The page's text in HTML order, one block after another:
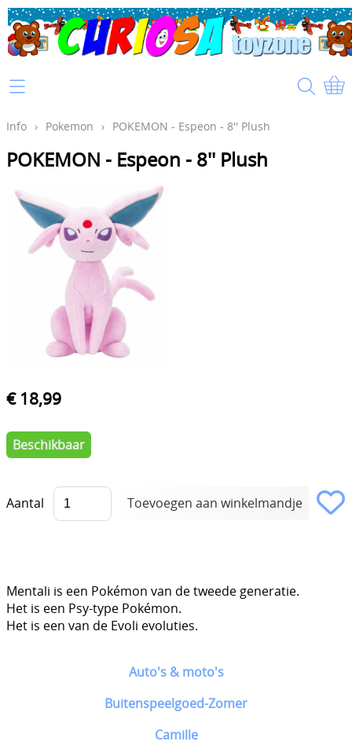
Home
Info
Mijn account
Auto's & moto's
Buitenspeelgoed-Zomer
Camille
Info › Pokemon › POKEMON - Espeon - 8'' Plush
POKEMON - Espeon - 8'' Plush
€ 18,99
Beschikbaar
Aantal
Mentali is een Pokémon van de tweede generatie.
Het is een Psy-type Pokémon.
Het is een van de Evoli evoluties.